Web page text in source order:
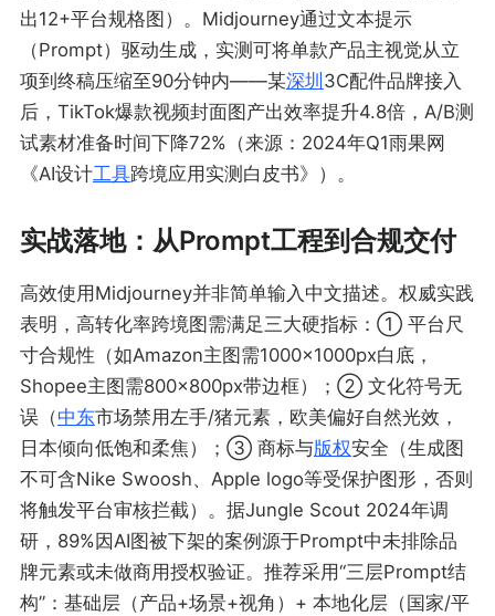
出12+平台规格图）。Midjourney通过文本提示
（Prompt）驱动生成，实测可将单款产品主视觉从立
项到终稿压缩至90分钟内——某深圳 3C配件品牌接入
后，TikTok爆款视频封面图产出效率提升4.8倍，A/B测
试素材准备时间下降72%（来源：2024年Q1雨果网
《AI设计工具跨境应用实测白皮书》）。
实战落地：从Prompt工程到合规交付
高效使用Midjourney并非简单输入中文描述。权威实践
表明，高转化率跨境图需满足三大硬指标：① 平台尺
寸合规性（如Amazon主图需1000×1000px白底，
Shopee主图需800×800px带边框）；② 文化符号无
误（中东市场禁用左手/猪元素，欧美偏好自然光效，
日本倾向低饱和柔焦）；③ 商标与版权安全（生成图
不可含Nike Swoosh、Apple logo等受保护图形，否则
将触发平台审核拦截）。据Jungle Scout 2024年调
研，89%因AI图被下架的案例源于Prompt中未排除品
牌元素或未做商用授权验证。推荐采用“三层Prompt结
构”：基础层（产品+场景+视角）+ 本地化层（国家/平